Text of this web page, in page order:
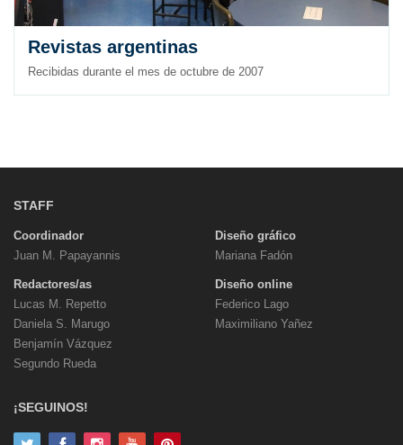
Revistas argentinas
Recibidas durante el mes de octubre de 2007
STAFF
Coordinador
Juan M. Papayannis
Redactores/as
Lucas M. Repetto
Daniela S. Marugo
Benjamín Vázquez
Segundo Rueda
Diseño gráfico
Mariana Fadón
Diseño online
Federico Lago
Maximiliano Yañez
¡SEGUINOS!